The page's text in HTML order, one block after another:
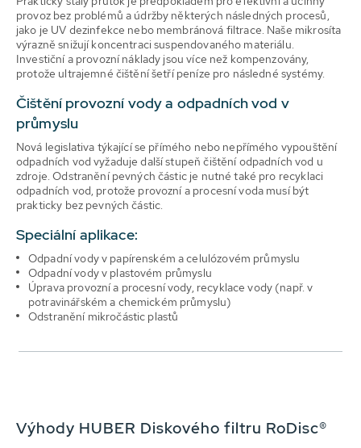
provoz bez problémů a údržby některých následných procesů,
jako je UV dezinfekce nebo membránová filtrace. Naše mikrosíta
výrazně snižují koncentraci suspendovaného materiálu.
Investiční a provozní náklady jsou více než kompenzovány,
protože ultrajemné čištění šetří peníze pro následné systémy.
Čištění provozní vody a odpadních vod v
průmyslu
Nová legislativa týkající se přímého nebo nepřímého vypouštění
odpadních vod vyžaduje další stupeň čištění odpadních vod u
zdroje. Odstranění pevných částic je nutné také pro recyklaci
odpadních vod, protože provozní a procesní voda musí být
prakticky bez pevných částic.
Speciální aplikace:
Odpadní vody v papírenském a celulózovém průmyslu
Odpadní vody v plastovém průmyslu
Úprava provozní a procesní vody, recyklace vody (např. v
potravinářském a chemickém průmyslu)
Odstranění mikročástic plastů
Výhody HUBER Diskového filtru RoDisc®